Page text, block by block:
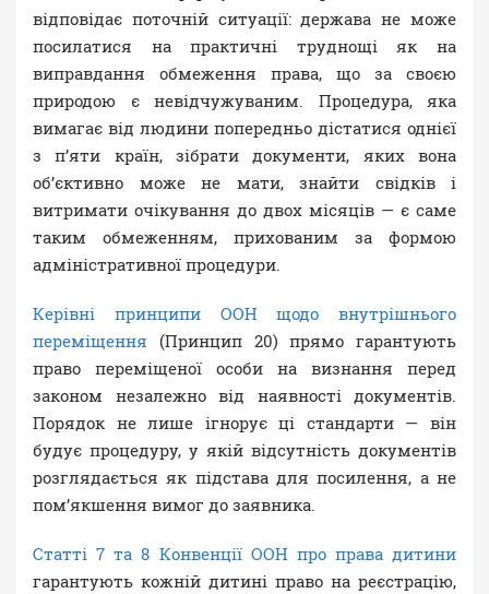
відповідає поточній ситуації: держава не може
посилатися на практичні труднощі як на
виправдання обмеження права, що за своєю
природою є невідчужуваним. Процедура, яка
вимагає від людини попередньо дістатися однієї
з п’яти країн, зібрати документи, яких вона
об’єктивно може не мати, знайти свідків і
витримати очікування до двох місяців — є саме
таким обмеженням, прихованим за формою
адміністративної процедури.
Керівні принципи ООН щодо внутрішнього
переміщення (Принцип 20) прямо гарантують
право переміщеної особи на визнання перед
законом незалежно від наявності документів.
Порядок не лише ігнорує ці стандарти — він
будує процедуру, у якій відсутність документів
розглядається як підстава для посилення, а не
пом’якшення вимог до заявника.
Статті 7 та 8 Конвенції ООН про права дитини
гарантують кожній дитині право на реєстрацію,